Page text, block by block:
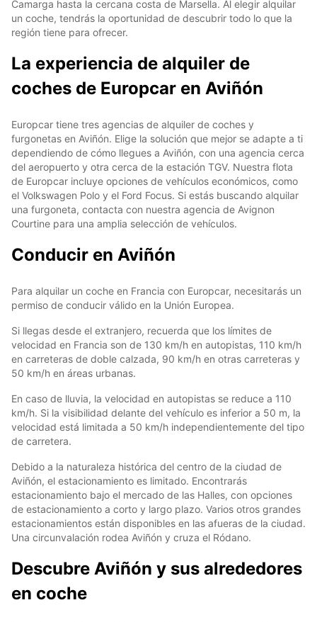
Camarga hasta la cercana costa de Marsella. Al elegir alquilar
un coche, tendrás la oportunidad de descubrir todo lo que la
región tiene para ofrecer.
La experiencia de alquiler de
coches de Europcar en Aviñón
Europcar tiene tres agencias de alquiler de coches y
furgonetas en Aviñón. Elige la solución que mejor se adapte a ti
dependiendo de cómo llegues a Aviñón, con una agencia cerca
del aeropuerto y otra cerca de la estación TGV. Nuestra flota
de Europcar incluye opciones de vehículos económicos, como
el Volkswagen Polo y el Ford Focus. Si estás buscando alquilar
una furgoneta, contacta con nuestra agencia de Avignon
Courtine para una amplia selección de vehículos.
Conducir en Aviñón
Para alquilar un coche en Francia con Europcar, necesitarás un
permiso de conducir válido en la Unión Europea.
Si llegas desde el extranjero, recuerda que los límites de
velocidad en Francia son de 130 km/h en autopistas, 110 km/h
en carreteras de doble calzada, 90 km/h en otras carreteras y
50 km/h en áreas urbanas.
En caso de lluvia, la velocidad en autopistas se reduce a 110
km/h. Si la visibilidad delante del vehículo es inferior a 50 m, la
velocidad está limitada a 50 km/h independientemente del tipo
de carretera.
Debido a la naturaleza histórica del centro de la ciudad de
Aviñón, el estacionamiento es limitado. Encontrarás
estacionamiento bajo el mercado de las Halles, con opciones
de estacionamiento a corto y largo plazo. Varios otros grandes
estacionamientos están disponibles en las afueras de la ciudad.
Una circunvalación rodea Aviñón y cruza el Ródano.
Descubre Aviñón y sus alrededores
en coche